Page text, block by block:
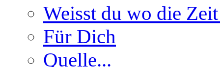
Weisst du wo die
Für Dich
Quelle...